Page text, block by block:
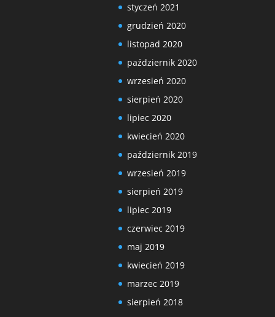
styczeń 2021
grudzień 2020
listopad 2020
październik 2020
wrzesień 2020
sierpień 2020
lipiec 2020
kwiecień 2020
październik 2019
wrzesień 2019
sierpień 2019
lipiec 2019
czerwiec 2019
maj 2019
kwiecień 2019
marzec 2019
sierpień 2018